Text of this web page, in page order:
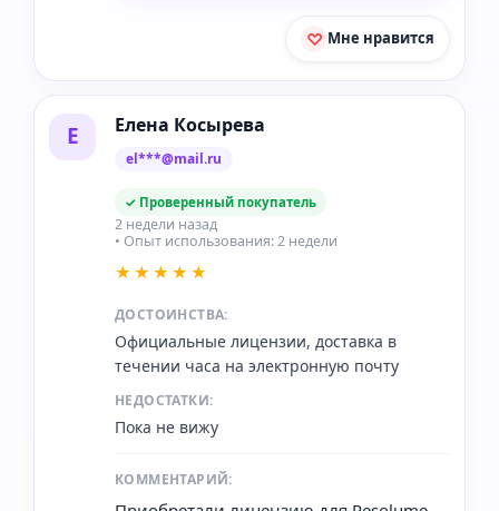
Мне нравится
Е Елена Косырева
el***@mail.ru
✓ Проверенный покупатель
2 недели назад
• Опыт использования: 2 недели
★★★★★
ДОСТОИНСТВА:
Официальные лицензии, доставка в
течении часа на электронную почту
НЕДОСТАТКИ:
Пока не вижу
КОММЕНТАРИЙ: